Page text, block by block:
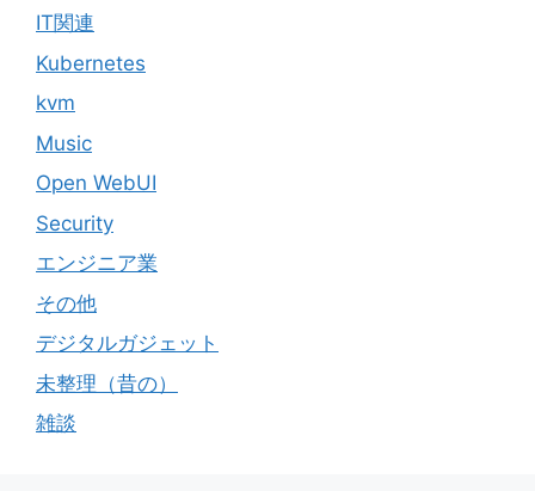
IT関連
Kubernetes
kvm
Music
Open WebUI
Security
エンジニア業
その他
デジタルガジェット
未整理（昔の）
雑談